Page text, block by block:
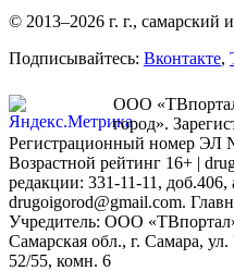
© 2013–2026 г. г., самарский
Подписывайтесь: Вконтакте,
ООО
город».
Регистрационный номер ЭЛ
Возрастной рейтинг 16+ |
редакции: 331-11-11,
drugoigorod@gmail.com.
Учредитель: ООО
Самарская обл., г. Самара,
52/55, комн. 6